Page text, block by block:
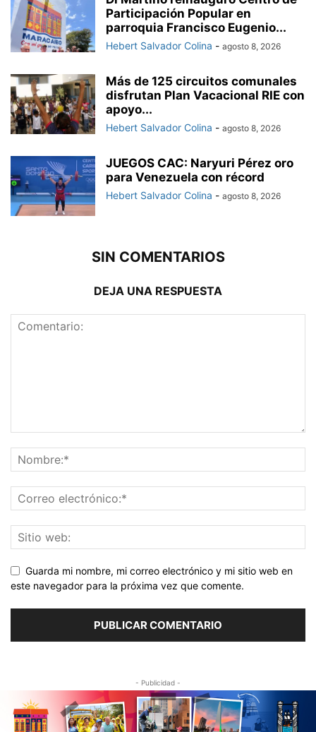
Participación Popular en
parroquia Francisco Eugenio...
Hebert Salvador Colina - agosto 8, 2026
Más de 125 circuitos comunales
disfrutan Plan Vacacional RIE con
apoyo...
Hebert Salvador Colina - agosto 8, 2026
JUEGOS CAC: Naryuri Pérez oro
para Venezuela con récord
Hebert Salvador Colina - agosto 8, 2026
SIN COMENTARIOS
DEJA UNA RESPUESTA
Guarda mi nombre, mi correo electrónico y mi sitio web en
este navegador para la próxima vez que comente.
- Publicidad -